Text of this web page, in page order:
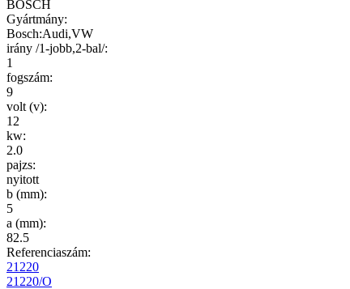
BOSCH
Gyártmány:
Bosch:Audi,VW
irány /1-jobb,2-bal/:
1
fogszám:
9
volt (v):
12
kw:
2.0
pajzs:
nyitott
b (mm):
5
a (mm):
82.5
Referenciaszám:
21220
21220/O